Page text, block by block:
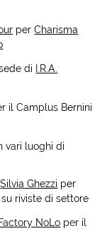
perCharisma
di
I.R.A.
il Camplus Bernini
vari luoghi di
Silvia Ghezzi per
riviste di settore
NoLo per il